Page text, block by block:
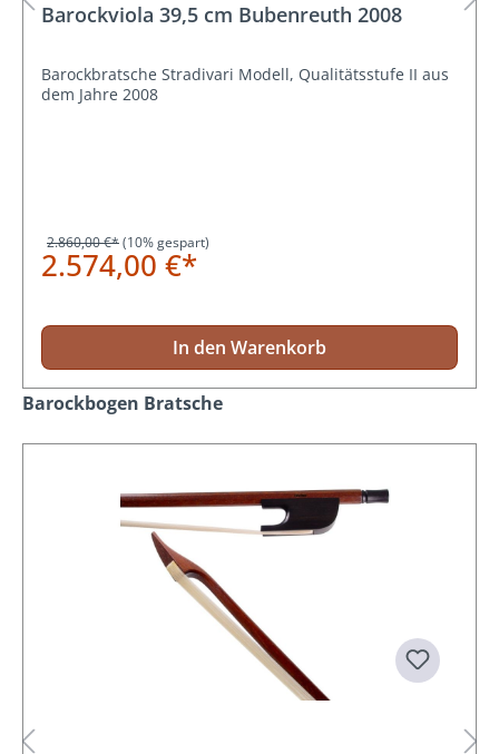
Barockviola 39,5 cm Bubenreuth 2008
Barockbratsche Stradivari Modell, Qualitätsstufe II aus
dem Jahre 2008
2.860,00 €*(10% gespart)
2.574,00 €*
In den Warenkorb
Produktgalerie überspringen
Barockbogen Bratsche